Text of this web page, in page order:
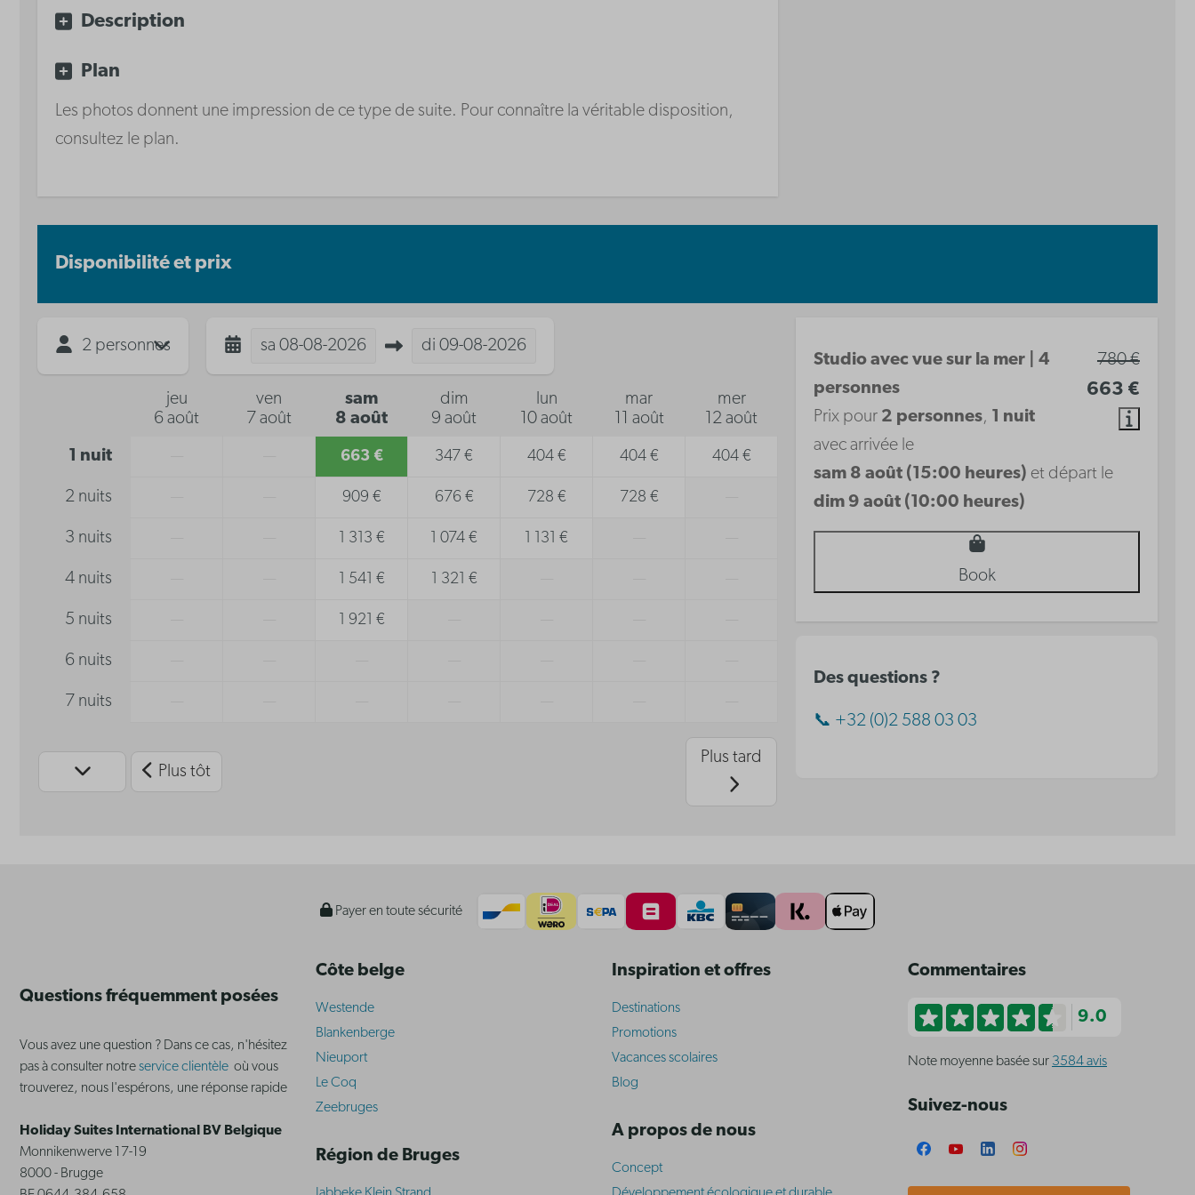
vitrocéramique
Description
Plan
Les photos donnent une impression de ce type de suite. Pour connaître la véritable disposition,
consultez le plan.
Disponibilité et prix
2 personnes sa 08-08-2026 di 09-08-2026
jeu
6 août
ven
7 août
sam
8 août
dim
9 août
lun
10 août
mar
11 août
mer
12 août
1 nuit 663 € 347 € 404 € 404 € 404 €
2 nuits 909 € 676 € 728 € 728 €
3 nuits 1 313 € 1 074 € 1 131 €
4 nuits 1 541 € 1 321 €
5 nuits 1 921 €
6 nuits
7 nuits
Plus tôt
Plus tard
780 €
663 €
Studio avec vue sur la mer | 4
personnes
Prix pour 2 personnes, 1 nuit
avec arrivée le
sam 8 août (15:00 heures) et départ le
dim 9 août (10:00 heures)
Book
Des questions ?
📞 +32 (0)2 588 03 03
Payer en toute sécurité
Questions fréquemment posées
Vous avez une question ? Dans ce cas, n'hésitez
pas à consulter notreservice clientèle où vous
trouverez, nous l'espérons, une réponse rapide
Holiday Suites International BV Belgique
Monnikenwerve 17-19
8000 - Brugge
Côte belge
Westende
Blankenberge
Nieuport
Le Coq
Zeebruges
Région de Bruges
Inspiration et offres
Destinations
Promotions
Vacances scolaires
Blog
A propos de nous
Concept
Commentaires
9.0
Note moyenne basée sur 3584 avis
Suivez-nous